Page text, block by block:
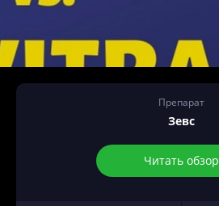
Препарат
Зевс
Читать обзор